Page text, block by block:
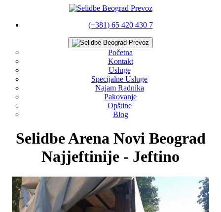
(+381) 65 420 430 7
Početna
Kontakt
Usluge
Specijalne Usluge
Najam Radnika
Pakovanje
Opštine
Blog
Selidbe Arena Novi Beograd
Najjeftinije - Jeftino